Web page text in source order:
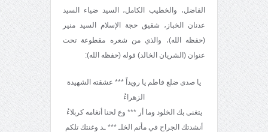
الفاضل، والخطيب الكامل، السيد ضياء السيد
عدنان الخباز، شقيق حجة الإسلام السيد منير
(حفظه الله)، والذي من شعره مقطوعة تحت
عنوان (الشريان الخالد) قوله (حفظه الله):
يا صدى ضلع فاطم يا رويداً *** عشقته الشهيدة
الزهراءُ
يتغنى بك الخلود وما أر *** وع لحنا أنغامه كربلاءُ
أنشدتك الجراح في مأتم الخلـ *** ـد وغنتك تلكم